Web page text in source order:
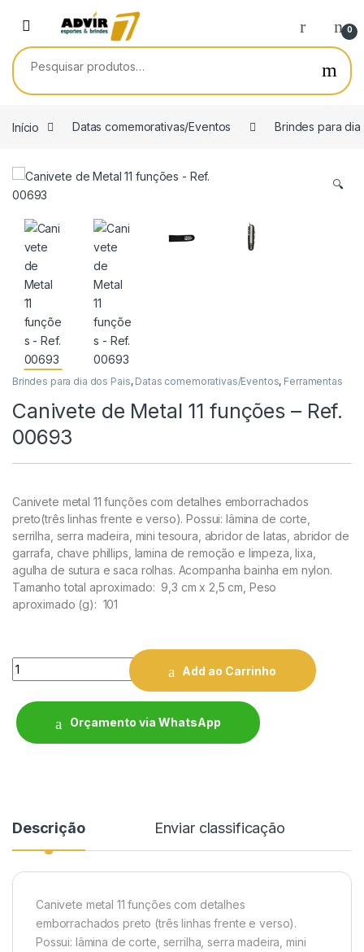
0
Pesquisar por:
Início Datas comemorativas/Eventos Brindes para dia
🔍
Brindes para dia dos Pais, Datas comemorativas/Eventos, Ferramentas
Canivete de Metal 11 funções – Ref.
00693
Canivete metal 11 funções com detalhes emborrachados
preto(três linhas frente e verso). Possui: lâmina de corte,
serrilha, serra madeira, mini tesoura, abridor de latas, abridor de
garrafa, chave phillips, lamina de remoção e limpeza , lixa,
agulha de sutura e saca rolhas. Acompanha bainha em nylon.
Tamanho total aproximado: 9,3 cm x 2,5 cm, Peso
aproximado (g): 101
Quantity
Add ao Carrinho
Orçamento via WhatsApp
Descrição Enviar classificação
Canivete metal 11 funções com detalhes
emborrachados preto (três linhas frente e verso).
Possui: lâmina de corte, serrilha, serra madeira, mini